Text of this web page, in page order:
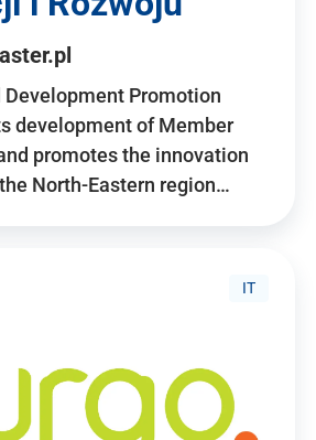
Development Promotion
development of Member
promotes the innovation
North-Eastern region…
IT